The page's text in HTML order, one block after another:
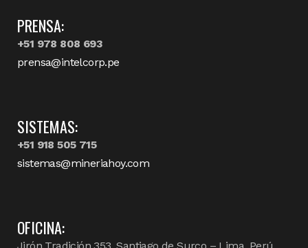
PRENSA:
+51 978 808 693
prensa@intelcorp.pe
SISTEMAS:
+51 918 505 715
sistemas@mineriahoy.com
OFICINA: